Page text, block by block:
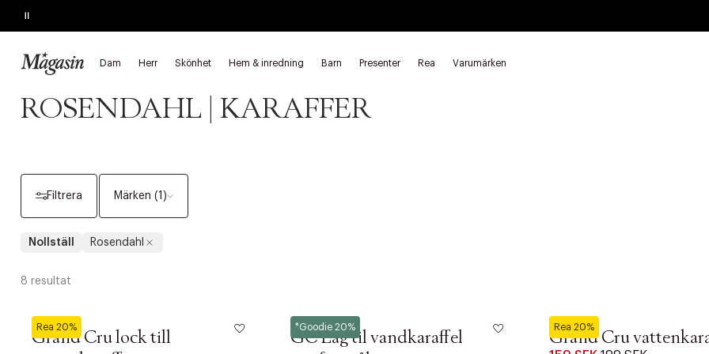
Pause
Dam Herr Skönhet Hem & inredning Barn Presenter Rea Varumärken
SKYNDA FYNDA
Startsida Hem & inredning Bordsdukning Rosendahl Kannor & karaffer Rosendahl Karaffer Rosendahl
ROSENDAHL | KARAFFER
Filtrera Märken (1)
Nollställ Rosendahl
8 resultat
Rea 20%
Rosendahl
Grand Cru lock till
*Goodie 20%
Rosendahl
GC Låg til vandkaraffel
Rea 20%
Rosendahl
Grand Cru